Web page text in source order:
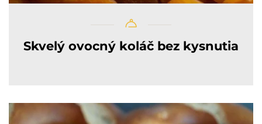
Skvelý ovocný koláč bez kysnutia